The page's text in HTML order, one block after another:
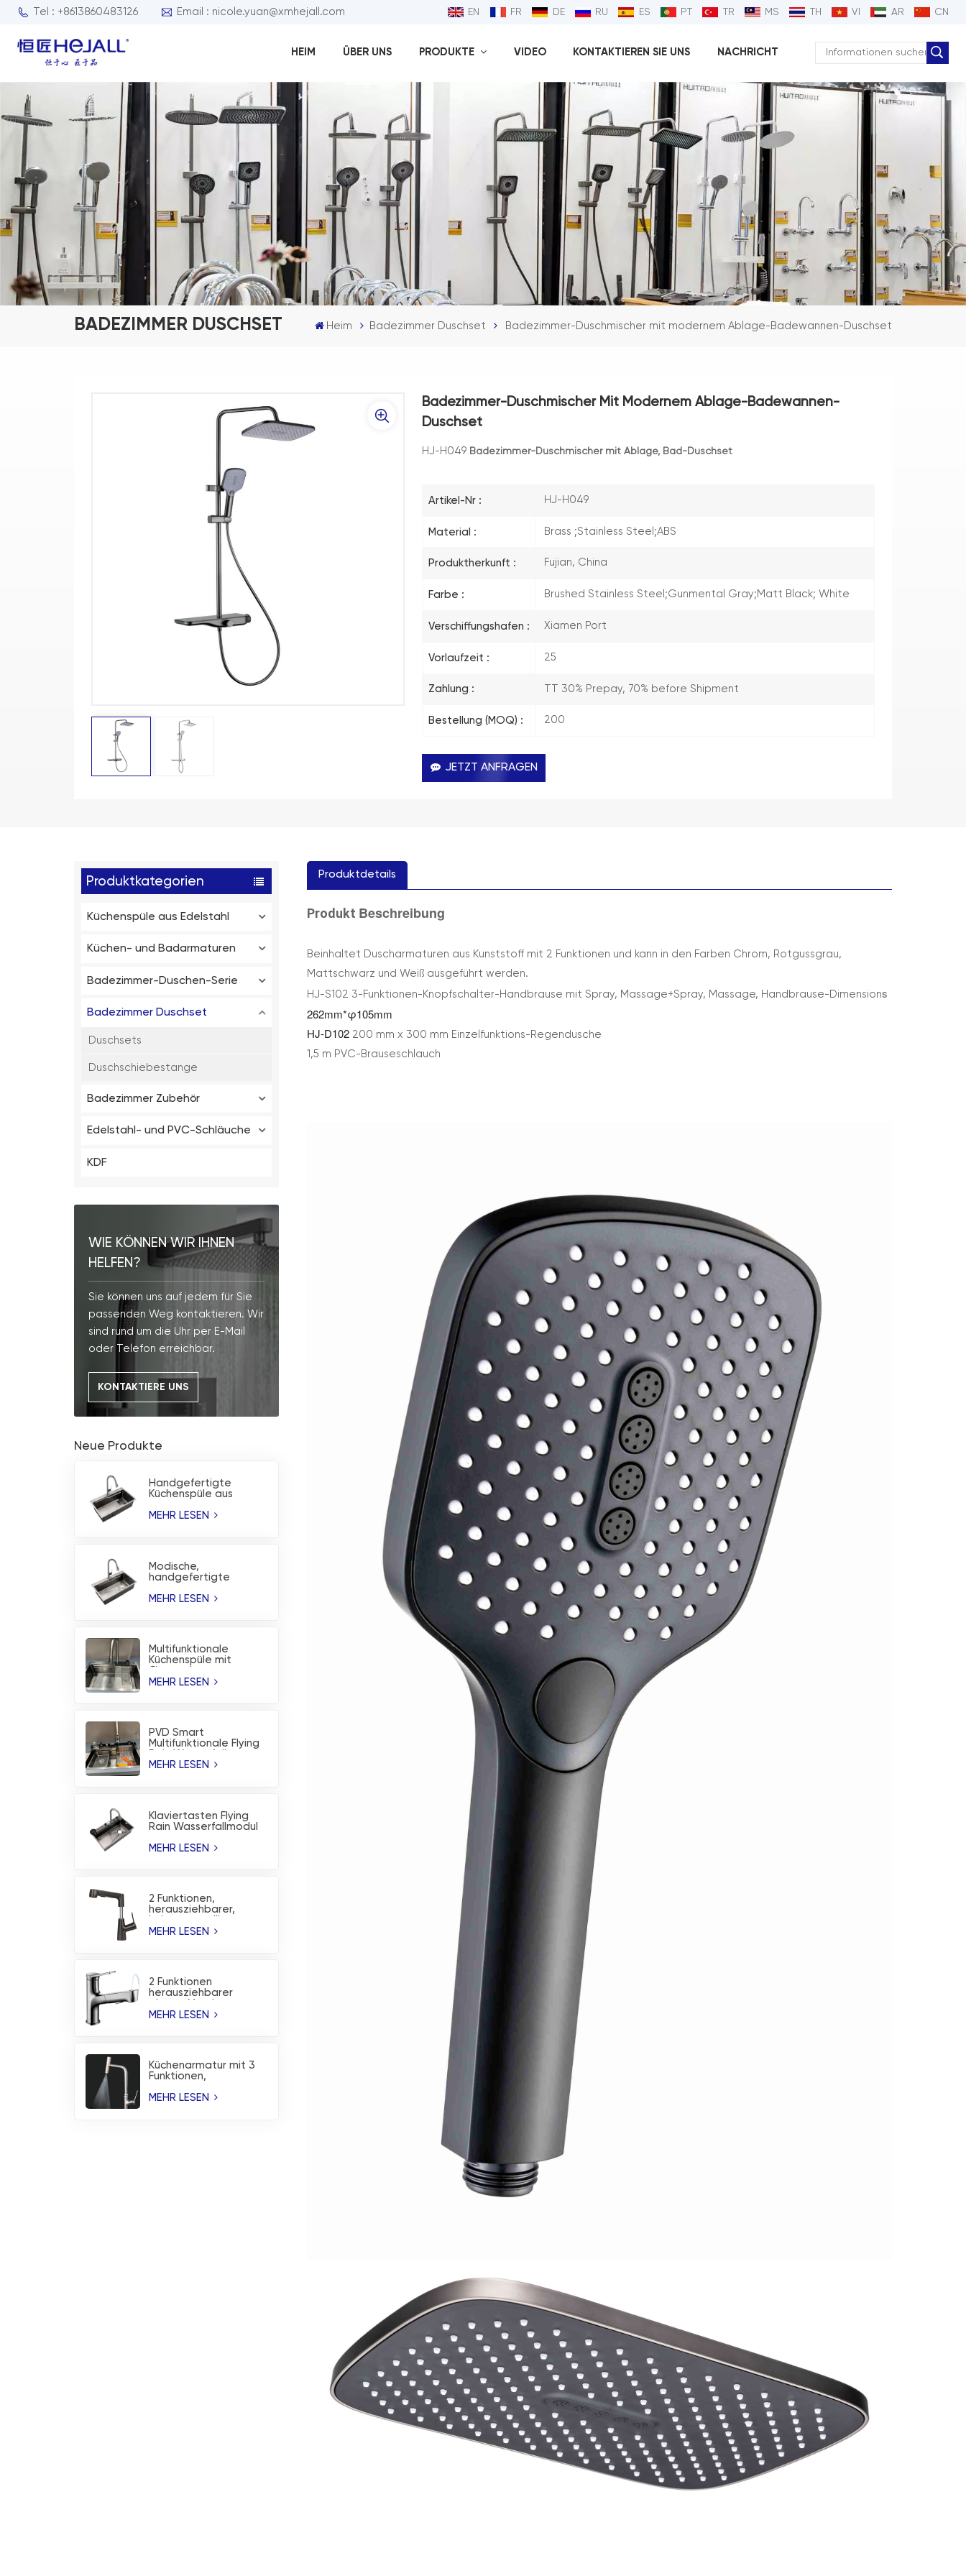
Tel : +8613860483126 Email : nicole.yuan@xmhejall.com EN FR DE RU ES PT TR MS TH VI AR CN
HEIM ÜBER UNS PRODUKTE VIDEO KONTAKTIEREN SIE UNS NACHRICHT
BADEZIMMER DUSCHSET Heim Badezimmer Duschset Badezimmer-Duschmischer mit modernem Ablage-Badewannen-Duschset
Badezimmer-Duschmischer Mit Modernem Ablage-Badewannen-
Duschset
HJ-H049 Badezimmer-Duschmischer mit Ablage, Bad-Duschset
Artikel-Nr : HJ-H049
Material : Brass ;Stainless Steel;ABS
Produktherkunft : Fujian, China
Farbe : Brushed Stainless Steel;Gunmental Gray;Matt Black; White
Verschiffungshafen : Xiamen Port
Vorlaufzeit : 25
Zahlung : TT 30% Prepay, 70% before Shipment
Bestellung (MOQ) : 200
JETZT ANFRAGEN
Produktkategorien
Küchenspüle aus Edelstahl
Küchen- und Badarmaturen
Badezimmer-Duschen-Serie
Badezimmer Duschset
Duschsets
Duschschiebestange
Badezimmer Zubehör
Edelstahl- und PVC-Schläuche
KDF
WIE KÖNNEN WIR IHNEN
HELFEN?
Sie können uns auf jedem für Sie
passenden Weg kontaktieren. Wir
sind rund um die Uhr per E-Mail
oder Telefon erreichbar.
KONTAKTIERE UNS
Neue Produkte
Handgefertigte
Küchenspüle aus
Beschichtung ohne
MEHR LESEN
Modische,
handgefertigte
korrosionsbeständiger
MEHR LESEN
Multifunktionale
Küchenspüle mit
Regenwasserfall aus
MEHR LESEN
PVD Smart
Multifunktionale Flying
Workstation
MEHR LESEN
Klaviertasten Flying
Rain Wasserfallmodul
Küchenspüle
MEHR LESEN
2 Funktionen,
herausziehbarer,
Waschbecken-
MEHR LESEN
2 Funktionen
herausziehbarer
Waschbecken-
MEHR LESEN
Küchenarmatur mit 3
Funktionen,
und Wasserfallbrause
MEHR LESEN
Produktdetails
Produkt Beschreibung
Beinhaltet Duscharmaturen aus Kunststoff mit 2 Funktionen und kann in den Farben Chrom, Rotgussgrau,
Mattschwarz und Weiß ausgeführt werden.
HJ-S102 3-Funktionen-Knopfschalter-Handbrause mit Spray, Massage+Spray, Massage, Handbrause-Dimensions
262mm*φ105mm
HJ-D102 200 mm x 300 mm Einzelfunktions-Regendusche
1,5 m PVC-Brauseschlauch